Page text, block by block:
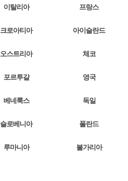
이탈리아 프랑스
크로아티아 아이슬란드
오스트리아 체코
포르투갈 영국
베네룩스 독일
슬로베니아 폴란드
루마니아 불가리아